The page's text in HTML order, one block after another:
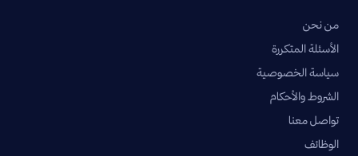
من نحن
الأسئلة المتكررة
سياسة الخصوصية
الشروط والأحكام
تواصل معنا
الوظائف